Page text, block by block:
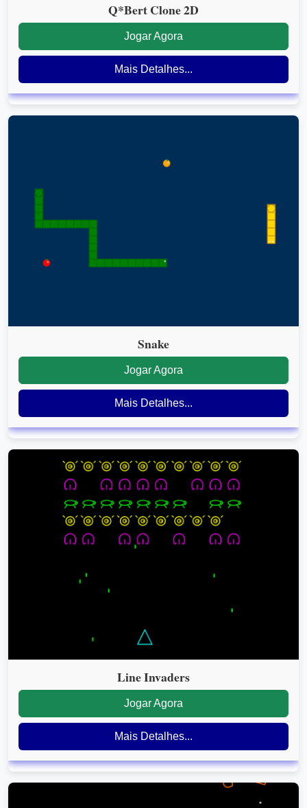
Q*Bert Clone 2D
Jogar Agora
Mais Detalhes...
Snake
Jogar Agora
Mais Detalhes...
Line Invaders
Jogar Agora
Mais Detalhes...